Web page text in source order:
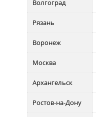
Волгоград
Рязань
Воронеж
Москва
Архангельск
Ростов-на-Дону